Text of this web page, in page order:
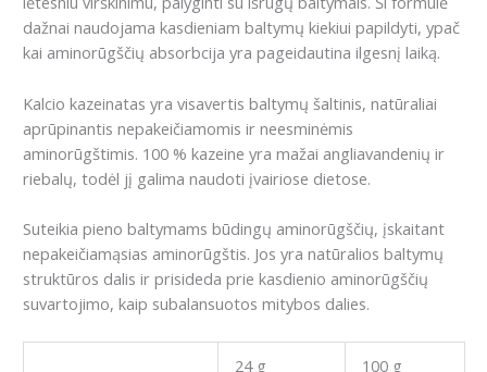
dažnai naudojama kasdieniam baltymų kiekiui papildyti, ypač
kai aminorūgščių absorbcija yra pageidautina ilgesnį laiką.
Kalcio kazeinatas yra visavertis baltymų šaltinis, natūraliai
aprūpinantis nepakeičiamomis ir neesminėmis
aminorūgštimis. 100 % kazeine yra mažai angliavandenių ir
riebalų, todėl jį galima naudoti įvairiose dietose.
Suteikia pieno baltymams būdingų aminorūgščių, įskaitant
nepakeičiamąsias aminorūgštis. Jos yra natūralios baltymų
struktūros dalis ir prisideda prie kasdienio aminorūgščių
suvartojimo, kaip subalansuotos mitybos dalies.
24 g
100 g